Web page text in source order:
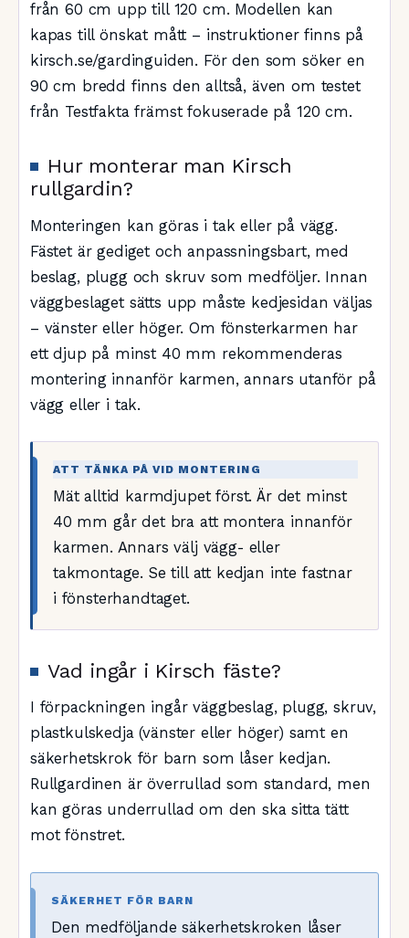
från 60 cm upp till 120 cm. Modellen kan
kapas till önskat mått – instruktioner finns på
kirsch.se/gardinguiden. För den som söker en
90 cm bredd finns den alltså, även om testet
från Testfakta främst fokuserade på 120 cm.
Hur monterar man Kirsch
rullgardin?
Monteringen kan göras i tak eller på vägg.
Fästet är gediget och anpassningsbart, med
beslag, plugg och skruv som medföljer. Innan
väggbeslaget sätts upp måste kedjesidan väljas
– vänster eller höger. Om fönsterkarmen har
ett djup på minst 40 mm rekommenderas
montering innanför karmen, annars utanför på
vägg eller i tak.
ATT TÄNKA PÅ VID MONTERING
Mät alltid karmdjupet först. Är det minst
40 mm går det bra att montera innanför
karmen. Annars välj vägg- eller
takmontage. Se till att kedjan inte fastnar
i fönsterhandtaget.
Vad ingår i Kirsch fäste?
I förpackningen ingår väggbeslag, plugg, skruv,
plastkulskedja (vänster eller höger) samt en
säkerhetskrok för barn som låser kedjan.
Rullgardinen är överrullad som standard, men
kan göras underrullad om den ska sitta tätt
mot fönstret.
SÄKERHET FÖR BARN
Den medföljande säkerhetskroken låser